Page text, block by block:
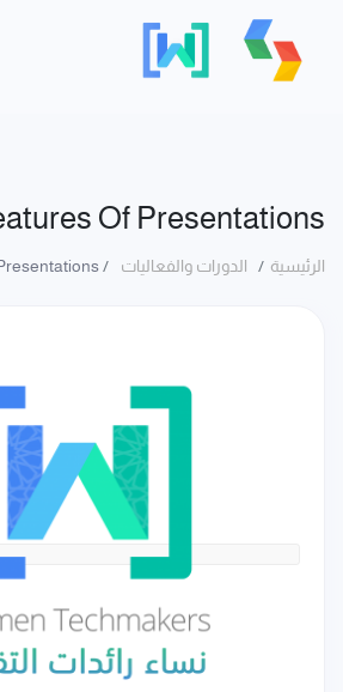
Of Presentations
الرئيسية الدورات والفعاليات